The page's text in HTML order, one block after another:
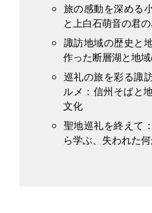
旅の感動を深める
と上白石萌音の君
諏訪地域の歴史と
作った断層湖と地
巡礼の旅を彩る諏
ルメ：信州そばと
文化
聖地巡礼を終えて
ら学ぶ、失われた